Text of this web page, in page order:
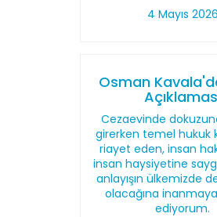
4 Mayıs 2026
Osman
Cezaevinde
girerken temel hukuk
riayet eden, insan
insan haysiyetine
anlayışın ülkemizde
olacağına
ediyorum.